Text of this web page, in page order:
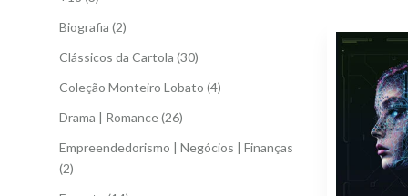
Biografia (2)
Clássicos da Cartola (30)
Coleção Monteiro Lobato (4)
Drama | Romance(26)
Empreendedorismo | Negócios | Finanças
(2)